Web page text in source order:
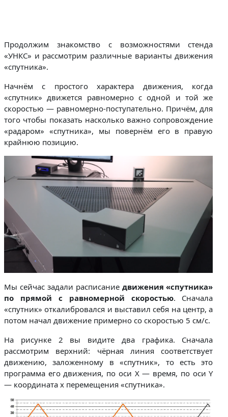
Продолжим знакомство с возможностями стенда
«УНКС» и рассмотрим различные варианты движения
«спутника».
Начнём с простого характера движения, когда
«спутник» движется равномерно с одной и той же
скоростью — равномерно-поступательно. Причём, для
того чтобы показать насколько важно сопровождение
«радаром» «спутника», мы повернём его в правую
крайнюю позицию.
Мы сейчас задали расписание движения «спутника»
по прямой с равномерной скоростью. Сначала
«спутник» откалибровался и выставил себя на центр, а
потом начал движение примерно со скоростью 5 см/с.
На рисунке 2 вы видите два графика. Сначала
рассмотрим верхний: чёрная линия соответствует
движению, заложенному в «спутник», то есть это
программа его движения, по оси Х — время, по оси Y
— координата x перемещения «спутника».